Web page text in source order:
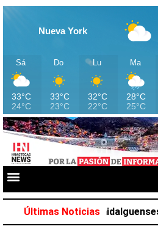
Nueva York
Sá
33°C
24°C
Do
33°C
23°C
Lu
32°C
22°C
Ma
28°C
25°C
Últimas Noticias
las juventudes hidalguenses